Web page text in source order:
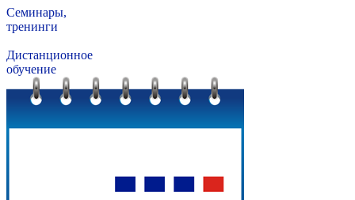
Семинары,
тренинги
Дистанционное
обучение